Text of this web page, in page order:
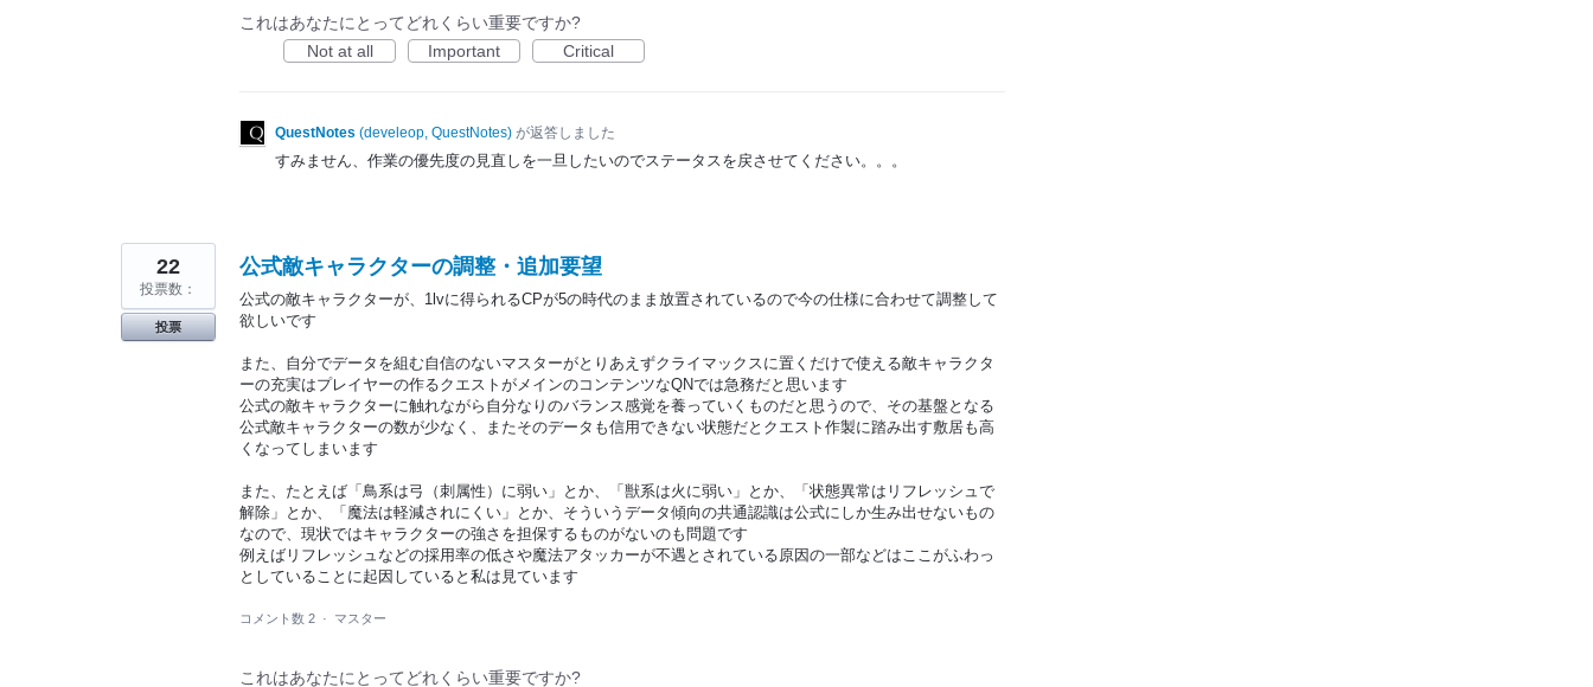
これはあなたにとってどれくらい重要ですか?
Not at all
Important Critical
QuestNotes (develeop, QuestNotes) が返答しました
すみません、作業の優先度の見直しを一旦したいのでステータスを戻させてください。。。
公式敵キャラクターの調整・追加要望
公式の敵キャラクターが、1lvに得られるCPが5の時代のまま放置されているので今の仕様に合わせて調整して
欲しいです
また、自分でデータを組む自信のないマスターがとりあえずクライマックスに置くだけで使える敵キャラクタ
ーの充実はプレイヤーの作るクエストがメインのコンテンツなQNでは急務だと思います
公式の敵キャラクターに触れながら自分なりのバランス感覚を養っていくものだと思うので、その基盤となる
公式敵キャラクターの数が少なく、またそのデータも信用できない状態だとクエスト作製に踏み出す敷居も高
くなってしまいます
また、たとえば「鳥系は弓（刺属性）に弱い」とか、「獣系は火に弱い」とか、「状態異常はリフレッシュで
解除」とか、「魔法は軽減されにくい」とか、そういうデータ傾向の共通認識は公式にしか生み出せないもの
なので、現状ではキャラクターの強さを担保するものがないのも問題です
例えばリフレッシュなどの採用率の低さや魔法アタッカーが不遇とされている原因の一部などはここがふわっ
としていることに起因していると私は見ています
22
投票数：
投票
コメント数 2 · マスター
これはあなたにとってどれくらい重要ですか?